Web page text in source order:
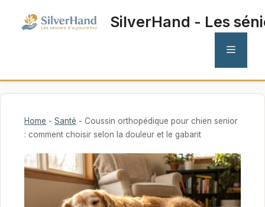
SilverHand - Les
MENU
Home - Santé - Coussin orthopédique pour chien senior
: comment choisir selon la douleur et le gabarit